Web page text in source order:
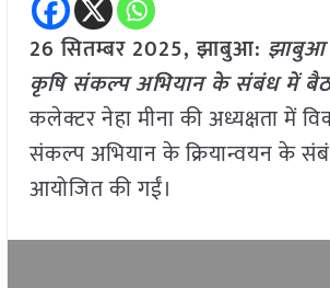
26 सितम्बर 2025,झाबुआ: झाबुआ
कृषि संकल्प अभियान के संबंध में
कलेक्टर नेहा मीना की अध्यक्षता में
संकल्प अभियान के क्रियान्वयन के
आयोजित की गईं।